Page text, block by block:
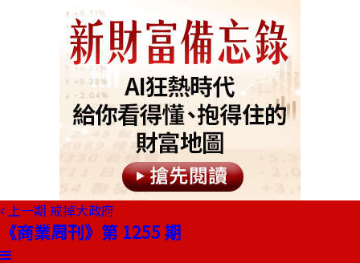
上一期 戒掉大政府
《商業周刊》第 1255 期